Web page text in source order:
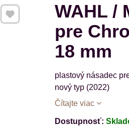
WAHL /
pre
18 mm
plastový násadec
nový typ (2022)
Čítajte viac
Pridať k Obľúbeným
Dostupnosť: